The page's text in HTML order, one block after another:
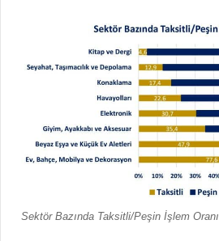
Sektör Bazında Taksitli/Peşin İşlem Oranı